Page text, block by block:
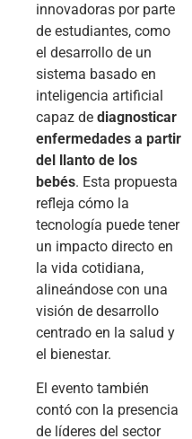
innovadoras por parte
de estudiantes, como
el desarrollo de un
sistema basado en
inteligencia artificial
capaz de diagnosticar
enfermedades a partir
del llanto de los
bebés. Esta propuesta
refleja cómo la
tecnología puede tener
un impacto directo en
la vida cotidiana,
alineándose con una
visión de desarrollo
centrado en la salud y
el bienestar.
El evento también
contó con la presencia
de líderes del sector